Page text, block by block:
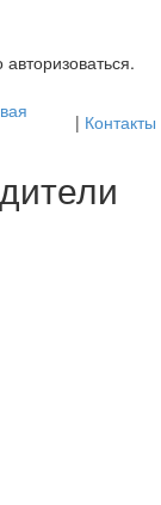
| Контакты